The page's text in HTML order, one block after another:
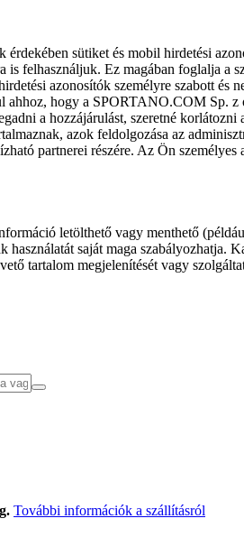
sütiket és mobil hirdetési
is felhasználjuk. Ez magában foglalja
azonosítók személyre szabott és
hogy a SPORTANO.COM Sp. z
a hozzájárulást, szeretné
azok feldolgozása az
partnerei részére. Az Ön
letölthető vagy menthető
saját maga szabályozhatja.
tartalom megjelenítését vagy
További információk a szállításról